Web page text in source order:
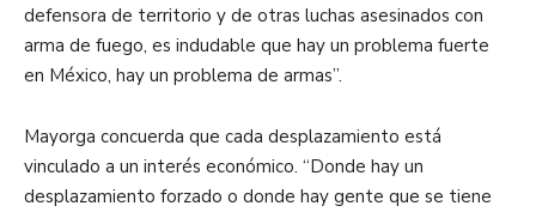
defensora de territorio y de otras luchas asesinados con
arma de fuego, es indudable que hay un problema fuerte
en México, hay un problema de armas”.
Mayorga concuerda que cada desplazamiento está
vinculado a un interés económico. “Donde hay un
desplazamiento forzado o donde hay gente que se tiene